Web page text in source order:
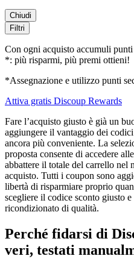
Chiudi
Filtri
Con ogni acquisto accumuli
*: più risparmi, più premi ottieni!
*Assegnazione e utilizzo punti
Attiva gratis Discoup Rewards
Fare l’acquisto giusto è già un
aggiungere il vantaggio dei
ancora più conveniente. La
proposta consente di accedere
abbattere il totale del carrello nel
acquisto. Tutti i coupon sono
libertà di risparmiare proprio
scegliere il codice sconto giusto
ricondizionato di qualità.
Perché fidarsi di
veri, testati